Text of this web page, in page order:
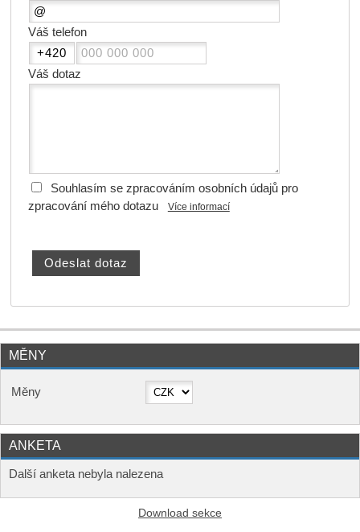
Váš telefon
Váš dotaz
Souhlasím se zpracováním osobních údajů pro
zpracování mého dotazu
Více informací
MĚNY
Měny
ANKETA
Další anketa nebyla nalezena
Download sekce